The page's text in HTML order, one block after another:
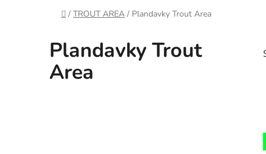
Domů
/ TROUT AREA / Plandavky Trout Area
Plandavky Trout
Area